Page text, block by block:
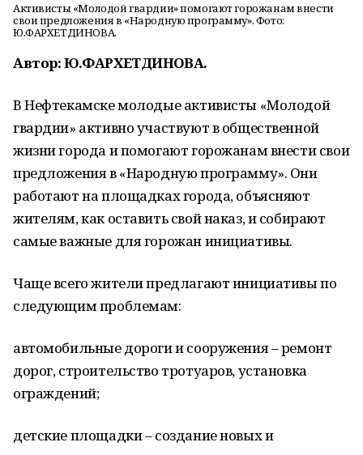
Активисты «Молодой гвардии» помогают горожанам внести
свои предложения в «Народную программу». Фото:
Ю.ФАРХЕТДИНОВА.
Автор: Ю.ФАРХЕТДИНОВА.
В Нефтекамске молодые активисты «Молодой
гвардии» активно участвуют в общественной
жизни города и помогают горожанам внести свои
предложения в «Народную программу». Они
работают на площадках города, объясняют
жителям, как оставить свой наказ, и собирают
самые важные для горожан инициативы.
Чаще всего жители предлагают инициативы по
следующим проблемам:
автомобильные дороги и сооружения – ремонт
дорог, строительство тротуаров, установка
ограждений;
детские площадки – создание новых и